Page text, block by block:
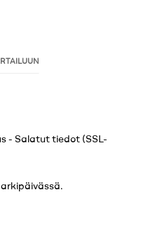
- Salatut tiedot (SSL-